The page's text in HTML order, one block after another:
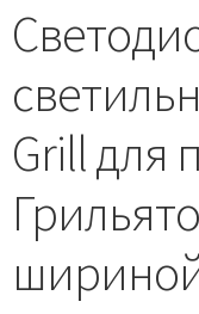
Сертификаты
Grill для